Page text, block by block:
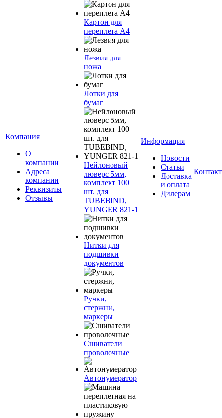
Компания
О
компании
Адреса
компании
Реквизиты
Отзывы
Картон для
переплета А4
Лезвия для
ножа
Лотки для
бумаг
Нейлоновый
люверс 5мм,
комплект 100
шт. для
TUBEBIND,
YUNGER 821-1
Нитки для
подшивки
документов
Ручки,
стержни,
маркеры
Сшиватели
проволочные
Автонумератор
Информация
Новости
Статьи
Доставка
и оплата
Дилерам